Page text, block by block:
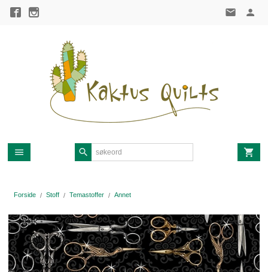
Gå
Forside Stoff Temastoffer Annet